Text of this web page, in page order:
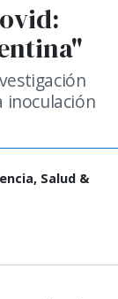
inoculación
Salud &